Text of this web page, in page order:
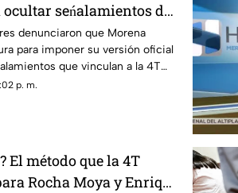
seńalamientos de
denunciaron que Morena
para imponer su versión oficial
que vinculan a la 4T
p. m.
El método que la 4T
Rocha Moya y Enrique